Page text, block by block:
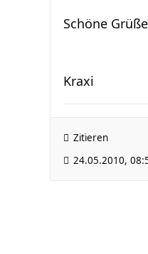
Schöne
Kraxi
Zitieren
24.05.2010,